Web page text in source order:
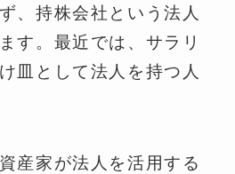
、持株会社という法人
す。最近では、サラリ
皿として法人を持つ人
産家が法人を活用する